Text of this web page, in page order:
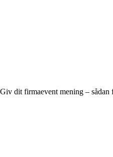
Giv dit firmaevent mening –